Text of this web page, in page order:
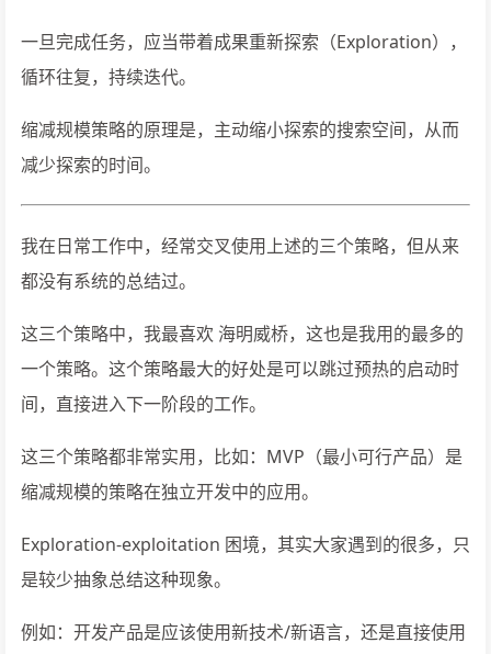
一旦完成任务，应当带着成果重新探索（Exploration），
循环往复，持续迭代。
缩减规模策略的原理是，主动缩小探索的搜索空间，从而
减少探索的时间。
我在日常工作中，经常交叉使用上述的三个策略，但从来
都没有系统的总结过。
这三个策略中，我最喜欢 海明威桥，这也是我用的最多的
一个策略。这个策略最大的好处是可以跳过预热的启动时
间，直接进入下一阶段的工作。
这三个策略都非常实用，比如：MVP（最小可行产品）是
缩减规模的策略在独立开发中的应用。
Exploration-exploitation 困境，其实大家遇到的很多，只
是较少抽象总结这种现象。
例如：开发产品是应该使用新技术/新语言，还是直接使用